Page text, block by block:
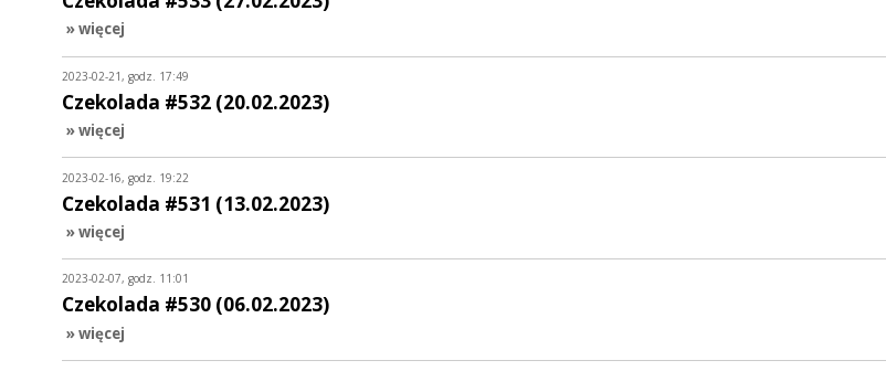
» więcej
2023-02-21, godz. 17:49
Czekolada #532 (20.02.2023)
» więcej
2023-02-16, godz. 19:22
Czekolada #531 (13.02.2023)
» więcej
2023-02-07, godz. 11:01
Czekolada #530 (06.02.2023)
» więcej